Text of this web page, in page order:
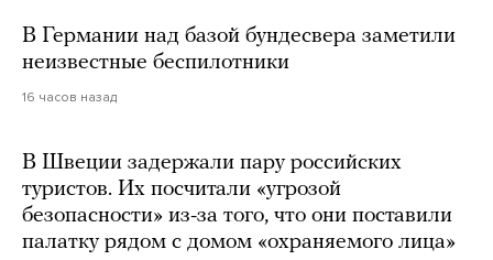
В Германии над базой бундесвера заметили
неизвестные беспилотники
16 часов назад
В Швеции задержали пару российских
туристов. Их посчитали «угрозой
безопасности» из-за того, что они поставили
палатку рядом с домом «охраняемого лица»